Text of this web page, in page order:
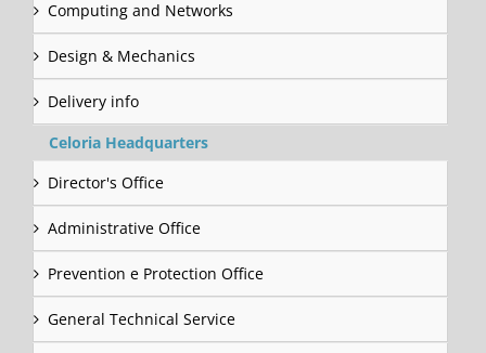
Computing and Networks
Design & Mechanics
Delivery info
Celoria Headquarters
Director's Office
Administrative Office
Prevention e Protection Office
General Technical Service